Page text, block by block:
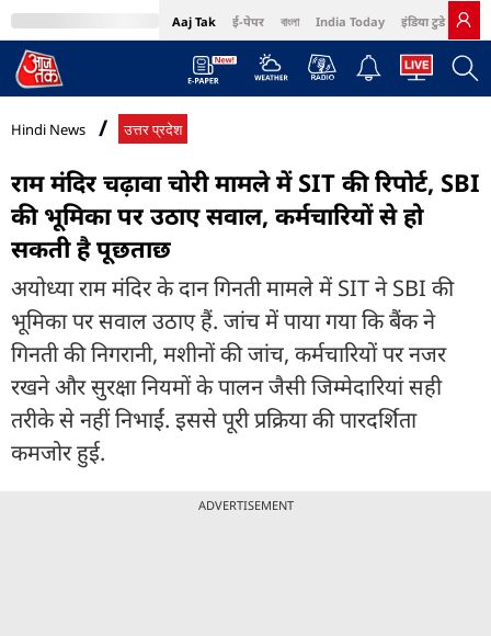
Aaj Tak ई-पेपर বাংলা India Today इंडिया टुडे हिंदी
MumbaiTak Cosmopolitan Harper's Bazaar Northeast
Hindi News उत्तर प्रदेश
राम मंदिर चढ़ावा चोरी मामले में SIT की रिपोर्ट, SBI
की भूमिका पर उठाए सवाल, कर्मचारियों से हो
सकती है पूछताछ
अयोध्या राम मंदिर के दान गिनती मामले में SIT ने SBI की
भूमिका पर सवाल उठाए हैं. जांच में पाया गया कि बैंक ने
गिनती की निगरानी, मशीनों की जांच, कर्मचारियों पर नजर
रखने और सुरक्षा नियमों के पालन जैसी जिम्मेदारियां सही
तरीके से नहीं निभाईं. इससे पूरी प्रक्रिया की पारदर्शिता
कमजोर हुई.
ADVERTISEMENT